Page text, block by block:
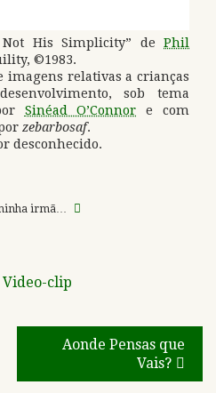
Not His Simplicity” dePhil
©1983.
imagens relativas a crianças
sob tema
Sinéad O’Connor e com
zebarbosaf.
desconhecido.
irmã…
Video-clip
Aonde Pensas que
Vais?